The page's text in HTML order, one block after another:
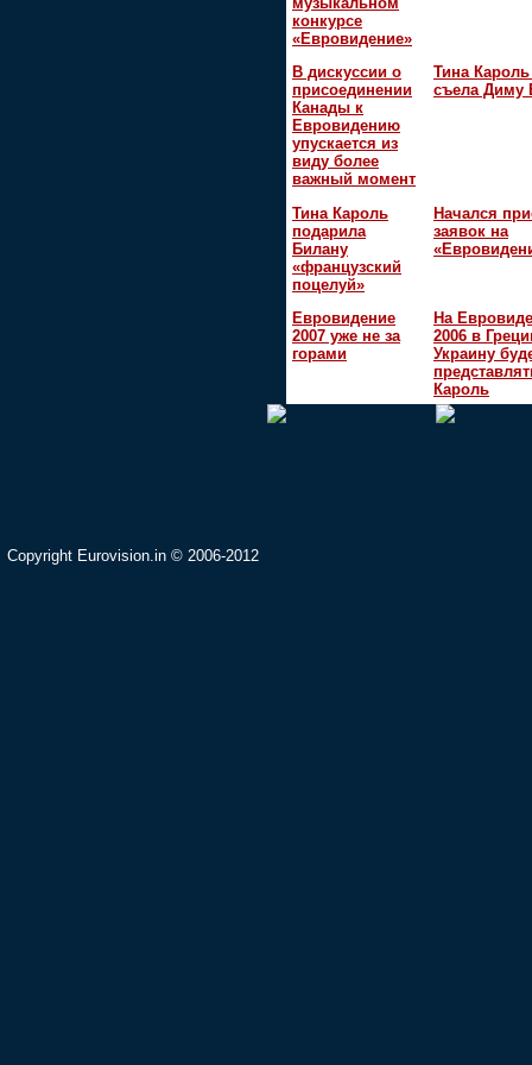
конкурсе
«Евровидение»
В дискуссии о
присоединении
Канады к
Евровидению
упускается из
виду более
важный момент
Тина
съела Диму
Тина Кароль
подарила
Билану
«французский
поцелуй»
Начался
заявок на
Евровидение
2007 уже не за
горами
На
2006 в
Украину
Кароль
Copyright Eurovision.in © 2006-2012